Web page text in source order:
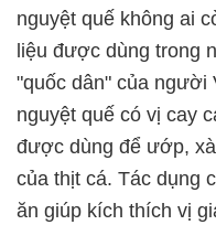
nguyệt quế không ai
liệu được dùng trong
"quốc dân" của người
nguyệt quế có vị cay
được dùng để ướp,
của thịt cá. Tác dụng
ăn giúp kích thích vị